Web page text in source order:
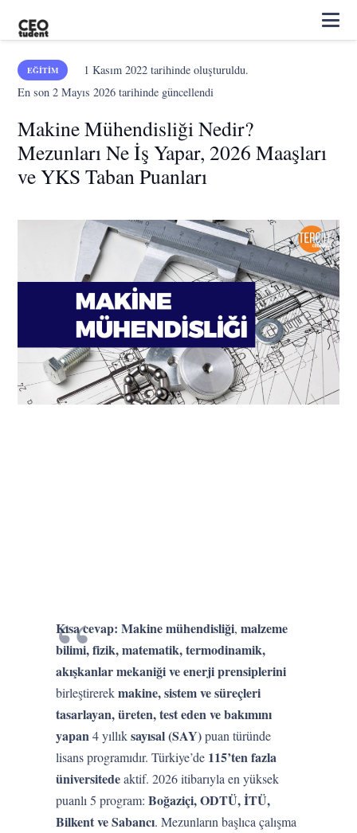
EĞITIM 1 Kasım 2022tarihinde oluşturuldu.
En son2 Mayıs 2026 tarihinde güncellendi
Makine Mühendisliği Nedir?
Mezunları Ne İş Yapar, 2026 Maaşları
ve YKS Taban Puanları
Kısa cevap: Makine mühendisliği,malzeme
bilimi, fizik, matematik, termodinamik,
akışkanlar mekaniği ve enerji prensiplerini
birleştirerekmakine, sistem ve süreçleri
tasarlayan, üreten, test eden ve bakımını
yapan4 yıllıksayısal (SAY)puan türünde
lisans programıdır. Türkiye’de 115’ten fazla
üniversitedeaktif. 2026 itibarıyla en yüksek
puanlı 5 program:Boğaziçi, ODTÜ, İTÜ,
Bilkent ve Sabancı. Mezunların başlıca çalışma